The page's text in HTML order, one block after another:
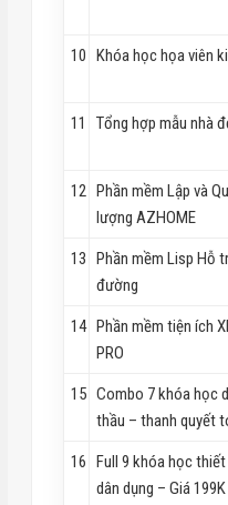
10 Khóa học họa viên
11 Tổng hợp mẫu nhà
12 Phần mềm Lập và
lượng AZHOME
13 Phần mềm Lisp Hỗ
đường
14 Phần mềm tiện ích
PRO
15 Combo 7 khóa học
thầu – thanh quyết
16 Full 9 khóa học
dân dụng – Giá 199K